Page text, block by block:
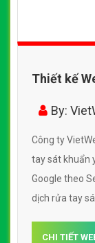
Thiết kế
tay sát
By:
Công ty
tay sát khuẩn
Google theo
dịch rửa tay
trải nghiệm
CHI TIẾT